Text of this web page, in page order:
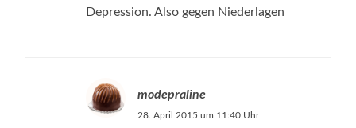
Depression. Also gegen Niederlagen
modepraline
28. April 2015 um 11:40 Uhr